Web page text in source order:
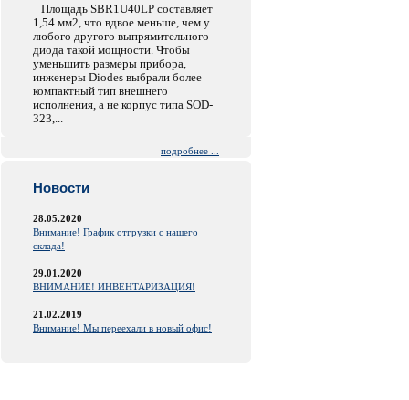
Площадь SBR1U40LP составляет
1,54 мм2, что вдвое меньше, чем у
любого другого выпрямительного
диода такой мощности. Чтобы
уменьшить размеры прибора,
инженеры Diodes выбрали более
компактный тип внешнего
исполнения, а не корпус типа SOD-
323,...
подробнее ...
Новости
28.05.2020
Внимание! График отгрузки с нашего
склада!
29.01.2020
ВНИМАНИЕ! ИНВЕНТАРИЗАЦИЯ!
21.02.2019
Внимание! Мы переехали в новый офис!